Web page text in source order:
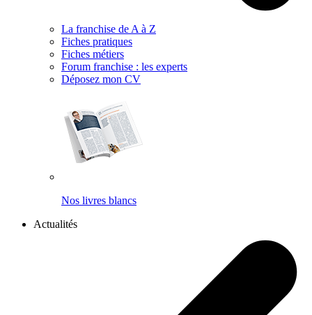
La franchise de A à Z
Fiches pratiques
Fiches métiers
Forum franchise : les experts
Déposez mon CV
Nos livres blancs
Actualités